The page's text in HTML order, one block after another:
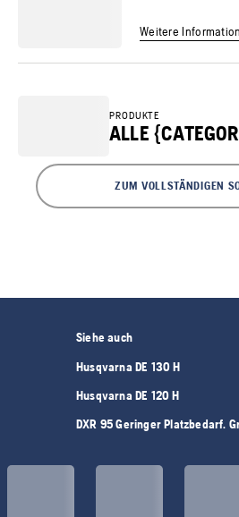
Weitere
PRODUKTE
ALLE
ZUM VOLLSTÄNDIGEN
Siehe auch
Husqvarna DE 130 H
Husqvarna DE 120 H
DXR 95 Geringer Platzbedarf.